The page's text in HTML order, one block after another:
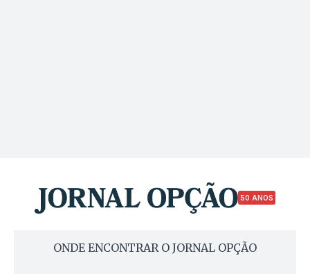
50 ANOS
ONDE ENCONTRAR O JORNAL OPÇÃO